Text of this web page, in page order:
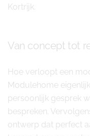
Kortrijk.
Van concept tot
Hoe verloopt een
Modulehome
persoonlijk gesprek
bespreken.
ontwerp dat perfect